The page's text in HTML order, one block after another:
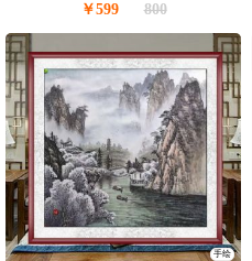
￥599 800
手绘